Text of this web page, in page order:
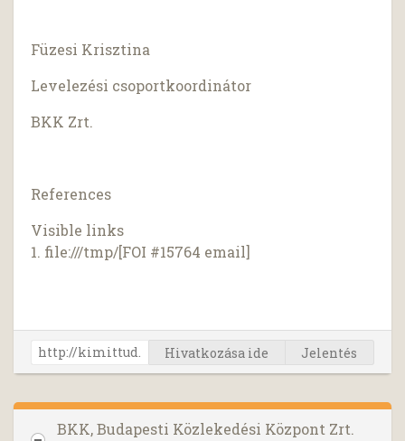
Füzesi Krisztina
Levelezési csoportkoordinátor
BKK Zrt.
References
Visible links
1. file:///tmp/[FOI #15764 email]
Hivatkozása ide Jelentés
BKK, Budapesti Közlekedési Központ Zrt.